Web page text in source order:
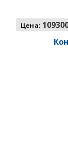
Цена: